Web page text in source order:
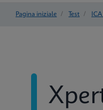
Pagina iniziale / Test /